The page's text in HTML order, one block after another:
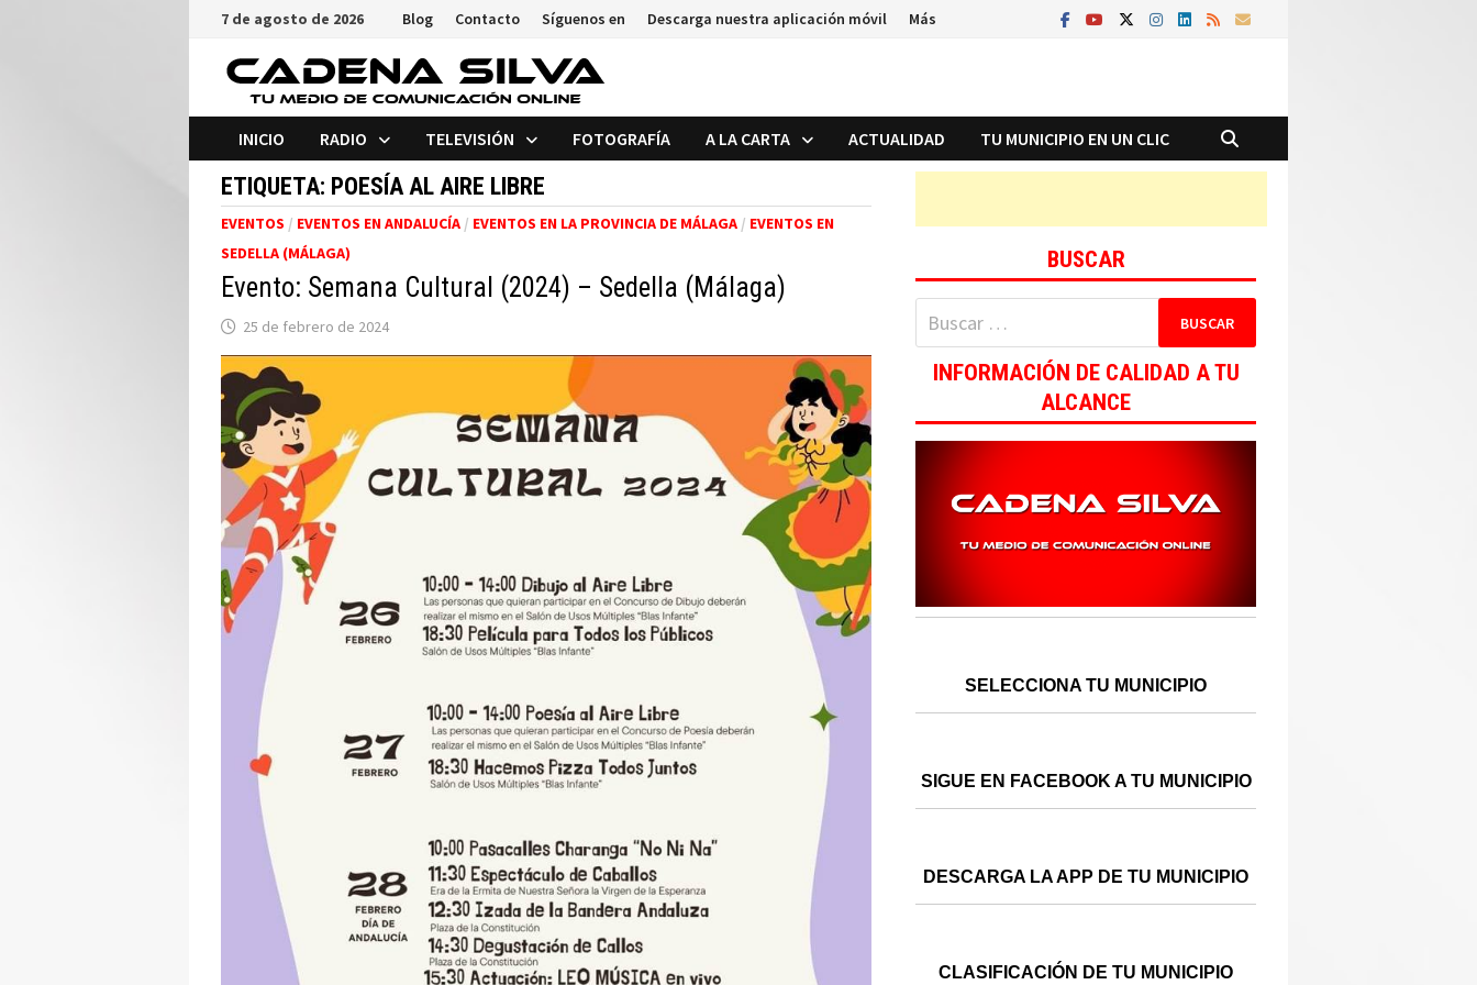
Saltar
contenido
7 de agosto de 2026 Blog Contacto Síguenos en Descarga nuestra aplicación móvil Más
INICIO RADIO TELEVISIÓN FOTOGRAFÍA A LA CARTA ACTUALIDAD TU MUNICIPIO EN UN CLIC
ETIQUETA: POESÍA AL AIRE LIBRE
EVENTOS / EVENTOS EN ANDALUCÍA/ EVENTOS EN LA PROVINCIA DE MÁLAGA/ EVENTOS EN
SEDELLA (MÁLAGA)
Evento: Semana Cultural (2024) – Sedella (Málaga)
25 de febrero de 2024
BUSCAR
Buscar:
INFORMACIÓN DE CALIDAD A TU
ALCANCE
SELECCIONA TU MUNICIPIO
SIGUE EN FACEBOOK A TU MUNICIPIO
DESCARGA LA APP DE TU MUNICIPIO
CLASIFICACIÓN DE TU MUNICIPIO